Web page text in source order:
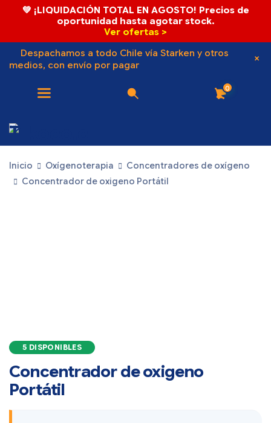
💚 ¡LIQUIDACIÓN TOTAL EN AGOSTO! Precios de
oportunidad hasta agotar stock.
Ver ofertas >
Despachamos a todo Chile vía Starken y otros
medios, con envío por pagar
0
Inicio Oxígenoterapia
Concentradores de oxígeno
Concentrador de oxigeno Portátil
5 DISPONIBLES
Concentrador de oxigeno
Portátil